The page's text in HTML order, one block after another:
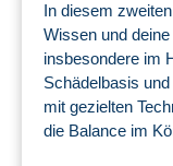
In diesem
Wissen und
insbesondere im
Schädelbasis
mit gezielten
die Balance im